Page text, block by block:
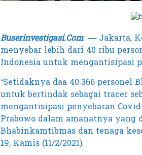
Buserinvestigasi.Com —Jakarta,
menyebar lebih dari 40 ribu
Indonesia untuk mengantisipasi
“Setidaknya daa 40.366
untuk bertindak sebagai tracer
mengantisipasi penyebaran
Prabowo dalam amanatnya yang
Bhabinkamtibmas dan tenaga
19, Kamis (11/2/2021).